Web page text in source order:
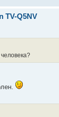
TV-Q5NV